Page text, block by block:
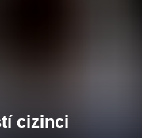
cizinci